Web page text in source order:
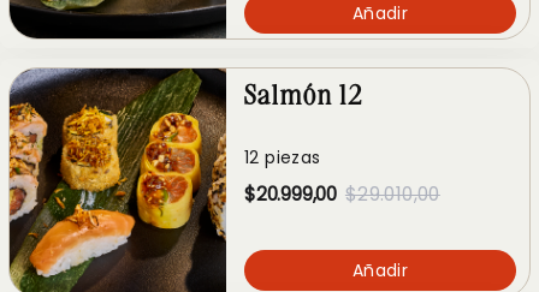
Añadir
Salmón 12
12 piezas
$20.999,00 $29.010,00
Añadir